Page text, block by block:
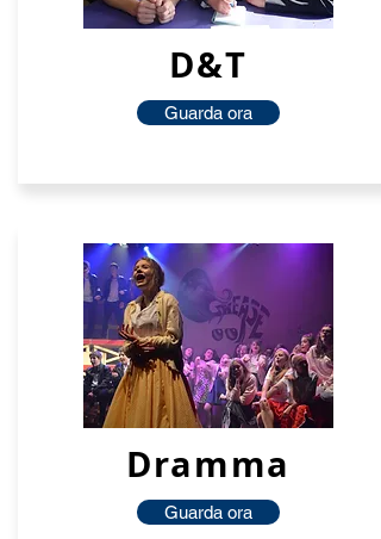
D&T
Guarda ora
Dramma
Guarda ora